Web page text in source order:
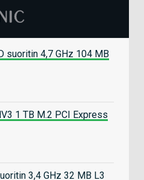
suoritin 4,7 GHz 104 MB
1 TB M.2 PCI Express
3,4 GHz 32 MB L3